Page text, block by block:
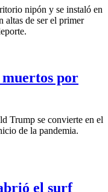
nipón y se instaló en
altas de ser el primer
muertos por
Trump se convierte en el
de la pandemia.
el surf